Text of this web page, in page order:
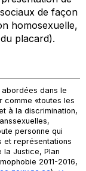
de façon
homosexuelle,
placard).
dans le
comme «toutes les
à la discrimination,
personne qui
et représentations
la Justice, Plan
2011-2016,